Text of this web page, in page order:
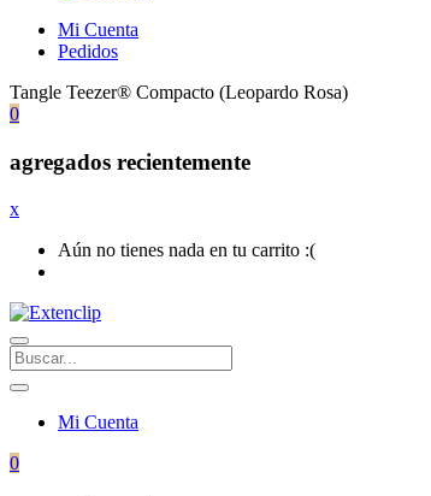
Mi Cuenta
Pedidos
Tangle Teezer® Compacto (Leopardo Rosa)
0
agregados recientemente
x
Aún no tienes nada en tu carrito :(
Mi Cuenta
0